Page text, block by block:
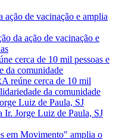
da ação de vacinação e
reúne cerca de 10 mil
da comunidade
Ir. Jorge Luiz de Paula, SJ
em Movimento" amplia o